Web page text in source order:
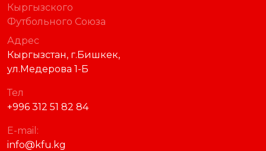
Кыргызского
Футбольного Союза
Адрес
Кыргызстан, г.Бишкек,
ул.Медерова 1-Б
Тел
+996 312 51 82 84
E-mail:
info@kfu.kg